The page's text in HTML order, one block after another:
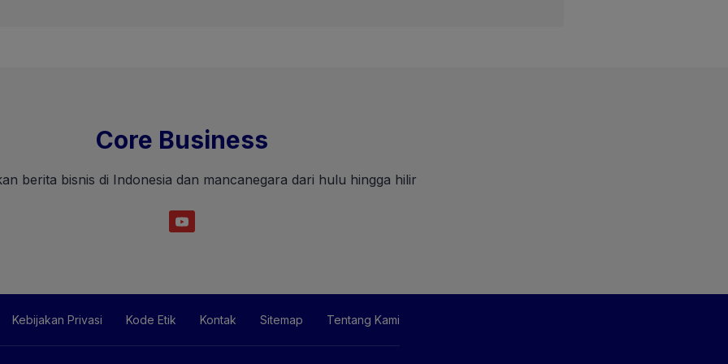
Core Business
berita bisnis di Indonesia dan mancanegara dari hulu hingga hilir
Kebijakan Privasi Kode Etik Kontak Sitemap Tentang Kami